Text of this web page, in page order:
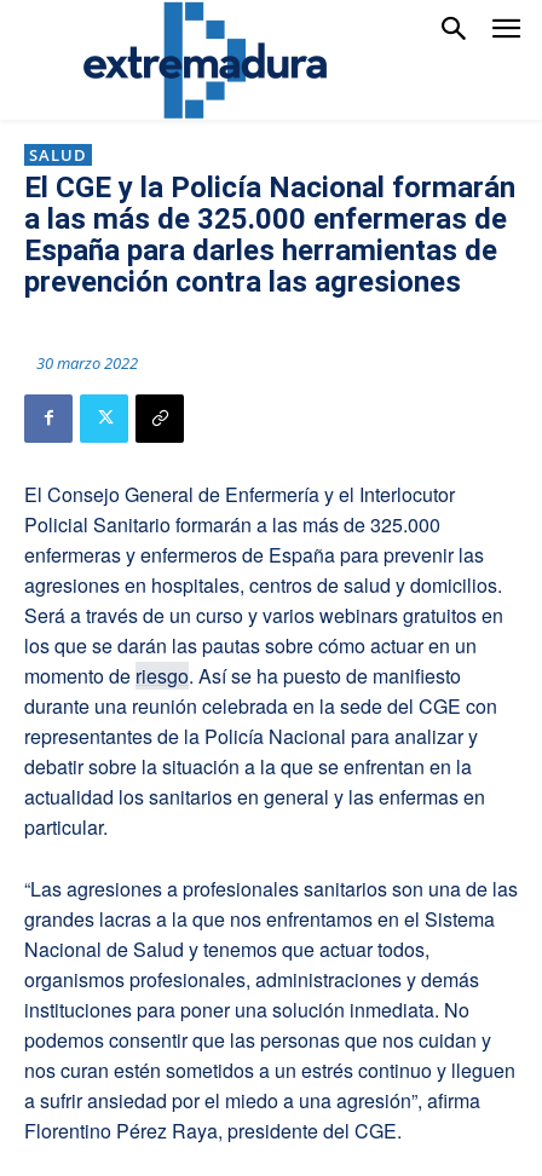
SALUD
El CGE y la Policía Nacional formarán
a las más de 325.000 enfermeras de
España para darles herramientas de
prevención contra las agresiones
30 marzo 2022
El Consejo General de Enfermería y el Interlocutor
Policial Sanitario formarán a las más de 325.000
enfermeras y enfermeros de España para prevenir las
agresiones en hospitales, centros de salud y domicilios.
Será a través de un curso y varios webinars gratuitos en
los que se darán las pautas sobre cómo actuar en un
momento de riesgo. Así se ha puesto de manifiesto
durante una reunión celebrada en la sede del CGE con
representantes de la Policía Nacional para analizar y
debatir sobre la situación a la que se enfrentan en la
actualidad los sanitarios en general y las enfermas en
particular.
“Las agresiones a profesionales sanitarios son una de las
grandes lacras a la que nos enfrentamos en el Sistema
Nacional de Salud y tenemos que actuar todos,
organismos profesionales, administraciones y demás
instituciones para poner una solución inmediata. No
podemos consentir que las personas que nos cuidan y
nos curan estén sometidos a un estrés continuo y lleguen
a sufrir ansiedad por el miedo a una agresión”, afirma
Florentino Pérez Raya, presidente del CGE.